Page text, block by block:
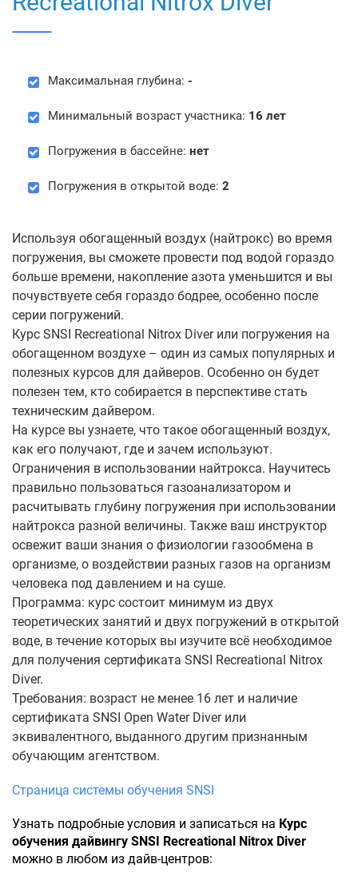
Максимальная глубина: -
Минимальный возраст участника: 16 лет
Погружения в бассейне: нет
Погружения в открытой воде: 2
Используя обогащенный воздух (найтрокс) во время
погружения, вы сможете провести под водой гораздо
больше времени, накопление азота уменьшится и вы
почувствуете себя гораздо бодрее, особенно после
серии погружений.
Курс SNSI Recreational Nitrox Diver или погружения на
обогащенном воздухе – один из самых популярных и
полезных курсов для дайверов. Особенно он будет
полезен тем, кто собирается в перспективе стать
техническим дайвером.
На курсе вы узнаете, что такое обогащенный воздух,
как его получают, где и зачем используют.
Ограничения в использовании найтрокса. Научитесь
правильно пользоваться газоанализатором и
расчитывать глубину погружения при использовании
найтрокса разной величины. Также ваш инструктор
освежит ваши знания о физиологии газообмена в
организме, о воздействии разных газов на организм
человека под давлением и на суше.
Программа: курс состоит минимум из двух
теоретических занятий и двух погружений в открытой
воде, в течение которых вы изучите всё необходимое
для получения сертификата SNSI Recreational Nitrox
Diver.
Требования: возраст не менее 16 лет и наличие
сертификата SNSI Open Water Diver или
эквивалентного, выданного другим признанным
обучающим агентством.
Страница системы обучения SNSI
Узнать подробные условия и записаться на Курс
обучения дайвингу SNSI Recreational Nitrox Diver
можно в любом из дайв-центров: